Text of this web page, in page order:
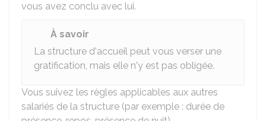
vous avez conclu avec lui.
À savoir
La structure d'accueil peut vous verser une
gratification, mais elle n'y est pas obligée.
Vous suivez les règles applicables aux autres
salariés de la structure (par exemple : durée de